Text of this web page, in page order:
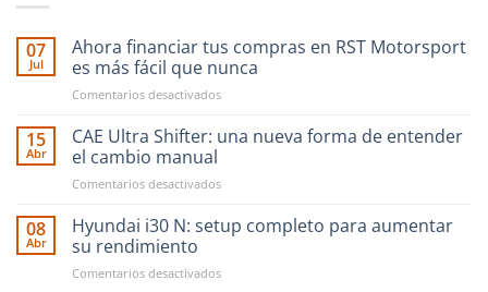
07
Jul
Ahora financiar tus compras en RST Motorsport
es más fácil que nunca
Comentarios desactivadosen
financiar
en
Motorsport
fácil
15
Abr
CAE Ultra Shifter: una nueva forma de entender
el cambio manual
Comentarios desactivadosen
Ultra
Shifter:
nueva
08
Abr
Hyundai i30 N: setup completo para aumentar
su rendimiento
Comentarios desactivadosen